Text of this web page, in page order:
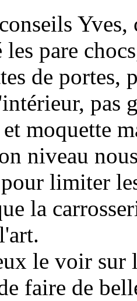
Yves,
les pare
de portes,
pas
moquette
niveau
limiter
la
le voir sur
faire de